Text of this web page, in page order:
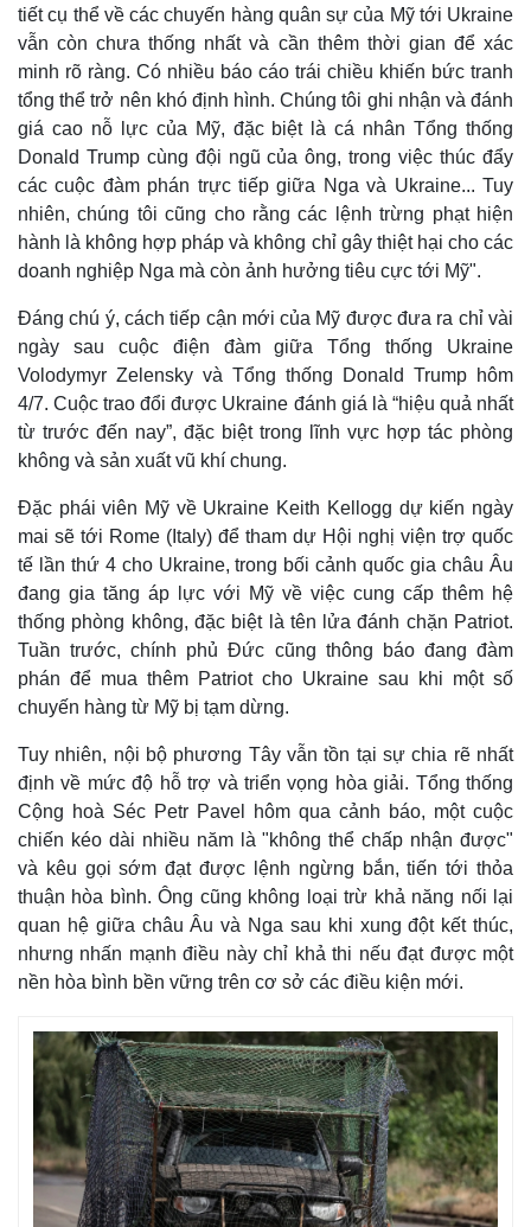
tiết cụ thể về các chuyến hàng quân sự của Mỹ tới Ukraine
vẫn còn chưa thống nhất và cần thêm thời gian để xác
minh rõ ràng. Có nhiều báo cáo trái chiều khiến bức tranh
tổng thể trở nên khó định hình. Chúng tôi ghi nhận và đánh
giá cao nỗ lực của Mỹ, đặc biệt là cá nhân Tổng thống
Donald Trump cùng đội ngũ của ông, trong việc thúc đẩy
các cuộc đàm phán trực tiếp giữa Nga và Ukraine... Tuy
nhiên, chúng tôi cũng cho rằng các lệnh trừng phạt hiện
hành là không hợp pháp và không chỉ gây thiệt hại cho các
doanh nghiệp Nga mà còn ảnh hưởng tiêu cực tới Mỹ".
Đáng chú ý, cách tiếp cận mới của Mỹ được đưa ra chỉ vài
ngày sau cuộc điện đàm giữa Tổng thống Ukraine
Volodymyr Zelensky và Tổng thống Donald Trump hôm
4/7. Cuộc trao đổi được Ukraine đánh giá là “hiệu quả nhất
từ trước đến nay”, đặc biệt trong lĩnh vực hợp tác phòng
không và sản xuất vũ khí chung.
Đặc phái viên Mỹ về Ukraine Keith Kellogg dự kiến ngày
mai sẽ tới Rome (Italy) để tham dự Hội nghị viện trợ quốc
tế lần thứ 4 cho Ukraine, trong bối cảnh quốc gia châu Âu
đang gia tăng áp lực với Mỹ về việc cung cấp thêm hệ
thống phòng không, đặc biệt là tên lửa đánh chặn Patriot.
Tuần trước, chính phủ Đức cũng thông báo đang đàm
phán để mua thêm Patriot cho Ukraine sau khi một số
chuyến hàng từ Mỹ bị tạm dừng.
Tuy nhiên, nội bộ phương Tây vẫn tồn tại sự chia rẽ nhất
định về mức độ hỗ trợ và triển vọng hòa giải. Tổng thống
Cộng hoà Séc Petr Pavel hôm qua cảnh báo, một cuộc
chiến kéo dài nhiều năm là "không thể chấp nhận được"
và kêu gọi sớm đạt được lệnh ngừng bắn, tiến tới thỏa
thuận hòa bình. Ông cũng không loại trừ khả năng nối lại
quan hệ giữa châu Âu và Nga sau khi xung đột kết thúc,
nhưng nhấn mạnh điều này chỉ khả thi nếu đạt được một
nền hòa bình bền vững trên cơ sở các điều kiện mới.